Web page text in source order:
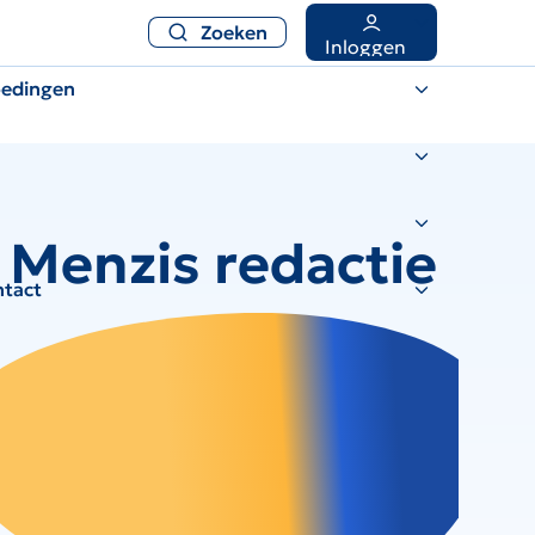
Zoeken
Inloggen
Menzis redactie